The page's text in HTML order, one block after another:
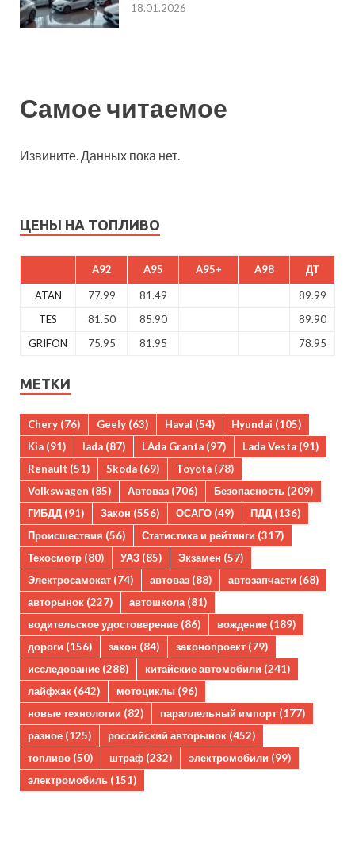
18.01.2026
Самое читаемое
Извините. Данных пока нет.
ЦЕНЫ НА ТОПЛИВО
A92 A95 A95+ A98 ДТ
ATAN 77.99 81.49
89.99
TES
81.50 85.90
89.90
GRIFON
75.95 81.95 78.95
МЕТКИ
Chery (76) Geely (63) Haval (54) Hyundai (105)
Kia (91) lada (87) LAda Granta (97) Lada Vesta (91)
Renault (51) Skoda (69) Toyota (78)
Volkswagen (85) Автоваз (706) Безопасность (209)
ГИБДД (91) Закон (556) ОСАГО (49) ПДД (136)
Происшествия (56) Статистика и рейтинги (317)
Техосмотр (80) УАЗ (85) Экзамен (57)
Электросамокат (74) автоваз (88) автозапчасти (68)
авторынок (227) автошкола(81)
водительское удостоверение (86) вождение (189)
дороги (156) закон (84) законопроект (79)
исследование (288) китайские автомобили (241)
лайфхак (642) мотоциклы (96)
новые технологии (82) параллельный импорт (177)
разное (125) российский авторынок (452)
топливо (50) штраф (232) электромобили (99)
электромобиль (151)